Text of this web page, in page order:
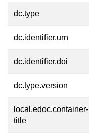
dc.type
dc.identifier.urn
dc.identifier.doi
dc.type.version
local.edoc.container-
title